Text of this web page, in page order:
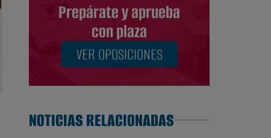
Prepárate y aprueba
con plaza
VER OPOSICIONES
NOTICIAS RELACIONADAS